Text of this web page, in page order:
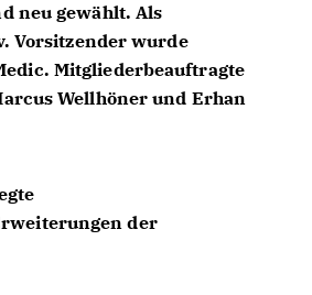
neu gewählt. Als
Vorsitzender wurde
. Mitgliederbeauftragte
Wellhönerund Erhan
der